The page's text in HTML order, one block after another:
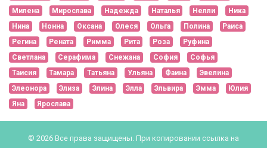
Милена
Мирослава Надежда Наталья Нелли
Ника
Нина
Нонна Оксана Олеся Ольга Полина
Раиса
Регина
Рената Римма Рита Роза
Руфина
Светлана
Серафима Снежана София
Софья
Таисия
Тамара Татьяна Ульяна Фаина
Эвелина
Элеонора
Элиза Элина Элла Эльвира Эмма
Юлия
Яна
Ярослава
© 2026 Все права защищены. При копировании ссылка на